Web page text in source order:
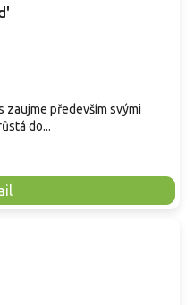
zaujme především svými
do...